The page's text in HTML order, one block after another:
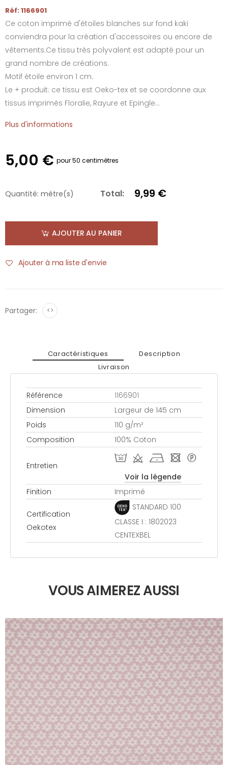
Réf: 1166901
Ce coton imprimé d'étoiles blanches sur fond kaki
conviendra pour la création d'accessoires ou encore de
vêtements.Ce tissu très polyvalent est adapté pour un
grand nombre de créations.
Motif étoile environ 1 cm.
Le + produit: ce tissu est Oeko-tex et se coordonne aux
tissus imprimés Floralie, Rayure et Epingle...
Plus d'informations
5,00 € pour 50 centimètres
Quantité: mètre(s) Total: 9,99 €
AJOUTER AU PANIER
Ajouter à ma liste d'envie
Partager: <>
Caractéristiques
Description
Livraison
Référence
1166901
Dimension
Largeur de 145 cm
Poids
110 g/m²
Composition
100% Coton
Entretien
T d h - *
Voir la légende
Finition
Imprimé
Certification
Oekotex
STANDARD 100
CLASSE I : 1802023
CENTEXBEL
VOUS AIMEREZ AUSSI